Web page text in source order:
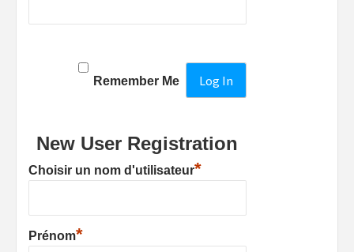
Remember Me
New User Registration
Choisir un nom d'utilisateur*
Prénom*